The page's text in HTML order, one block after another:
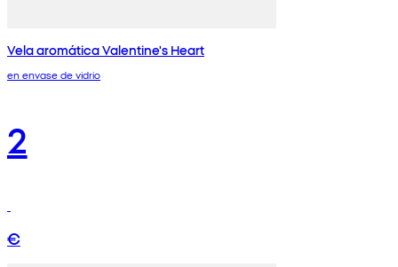
Vela aromática Valentine's Heart
en envase de vidrio
2
€